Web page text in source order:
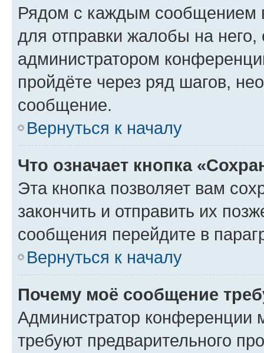
Рядом с каждым сообщением
для отправки жалобы на
администратором
пройдёте через ряд шагов,
сообщение.
Вернуться к началу
Что означает кнопка
Эта кнопка позволяет вам
закончить и отправить их
сообщения перейдите в
Вернуться к началу
Почему моё сообщение
Администратор конференции
требуют предварительного